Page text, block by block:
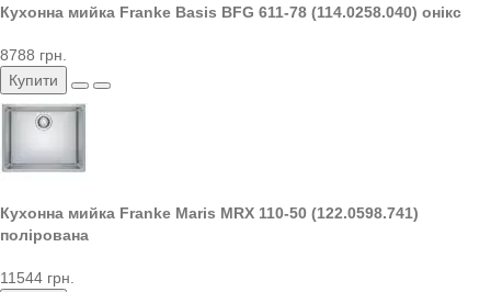
Кухонна мийка Franke Basis BFG 611-78 (114.0258.040) онікс
8788 грн.
Купити
Кухонна мийка Franke Maris MRX 110-50 (122.0598.741)
полірована
11544 грн.